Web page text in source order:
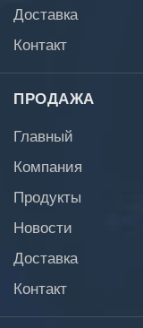
Доставка
Контакт
ПРОДАЖА
Главный
Компания
Продукты
Новости
Доставка
Контакт